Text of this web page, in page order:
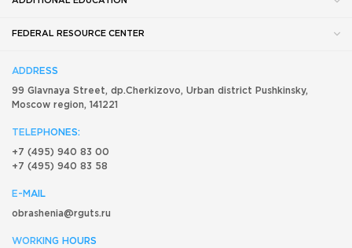
FEDERAL RESOURCE CENTER
ADDRESS
99 Glavnaya Street, dp.Cherkizovo, Urban district Pushkinsky,
Moscow region, 141221
TELEPHONES:
+7 (495) 940 83 00
+7 (495) 940 83 58
E-MAIL
obrashenia@rguts.ru
WORKING HOURS